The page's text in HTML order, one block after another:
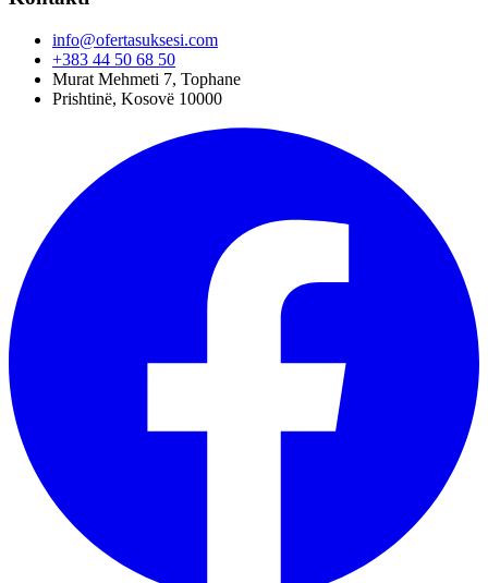
info@ofertasuksesi.com
+383 44 50 68 50
Murat Mehmeti 7, Tophane
Prishtinë, Kosovë 10000